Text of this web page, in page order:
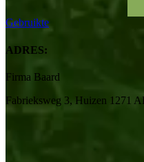
Gebruikte
ADRES:
Firma Baard
Fabrieksweg 3, Huizen 1271